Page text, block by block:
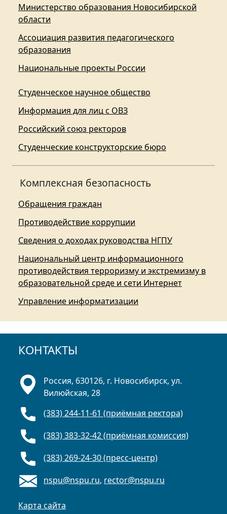
Министерство образования Новосибирской
области
Ассоциация развития педагогического
образования
Национальные проекты России
Студенческое научное общество
Информация для лиц с ОВЗ
Российский союз ректоров
Студенческие конструкторские бюро
Комплексная безопасность
Обращения граждан
Противодействие коррупции
Сведения о доходах руководства НГПУ
Национальный центр информационного
противодействия терроризму и экстремизму в
образовательной среде и сети Интернет
Управление информатизации
КОНТАКТЫ
Россия, 630126, г. Новосибирск, ул.
Вилюйская, 28
(383) 244-11-61 (приёмная ректора)
(383) 383-32-42 (приёмная комиссия)
(383) 269-24-30 (пресс-центр)
nspu@nspu.ru, rector@nspu.ru
Карта сайта